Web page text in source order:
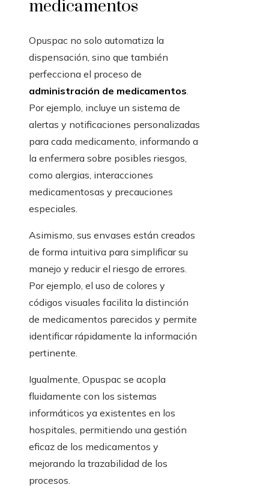
medicamentos
Opuspac no solo automatiza la
dispensación, sino que también
perfecciona el proceso de
administración de medicamentos.
Por ejemplo, incluye un sistema de
alertas y notificaciones personalizadas
para cada medicamento, informando a
la enfermera sobre posibles riesgos,
como alergias, interacciones
medicamentosas y precauciones
especiales.
Asimismo, sus envases están creados
de forma intuitiva para simplificar su
manejo y reducir el riesgo de errores.
Por ejemplo, el uso de colores y
códigos visuales facilita la distinción
de medicamentos parecidos y permite
identificar rápidamente la información
pertinente.
Igualmente, Opuspac se acopla
fluidamente con los sistemas
informáticos ya existentes en los
hospitales, permitiendo una gestión
eficaz de los medicamentos y
mejorando la trazabilidad de los
procesos.